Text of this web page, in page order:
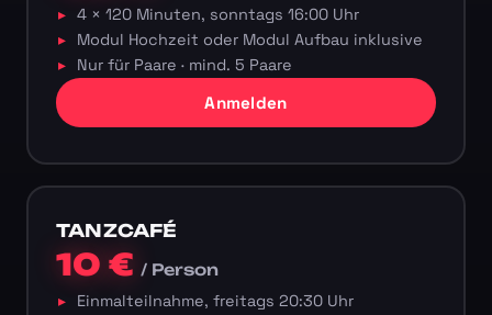
4 × 120 Minuten, sonntags 16:00 Uhr
Modul Hochzeit oder Modul Aufbau inklusive
Nur für Paare · mind. 5 Paare
Anmelden
TANZCAFÉ
10 €/ Person
Einmalteilnahme, freitags 20:30 Uhr